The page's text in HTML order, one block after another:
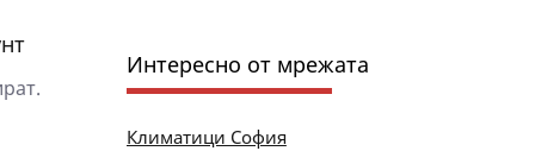
Интересно от мрежата
Климатици София